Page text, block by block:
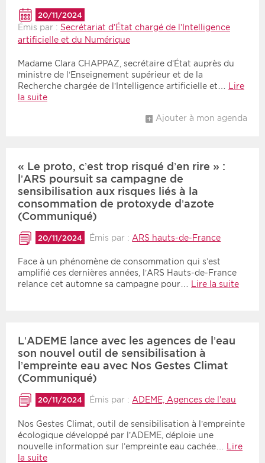
20/11/2024
Émis par : Secrétariat d’État chargé de l’Intelligence
artificielle et du Numérique
Madame Clara CHAPPAZ, secrétaire d’État auprès du
ministre de l’Enseignement supérieur et de la
Recherche chargée de l’Intelligence artificielle et…
Lire
la suite
Ajouter à mon agenda
« Le proto, c’est trop risqué d’en rire » :
l’ARS poursuit sa campagne de
sensibilisation aux risques liés à la
consommation de protoxyde d’azote
(Communiqué)
20/11/2024 Émis par : ARS hauts-de-France
Face à un phénomène de consommation qui s’est
amplifié ces dernières années, l’ARS Hauts-de-France
relance cet automne sa campagne pour… Lire la suite
L’ADEME lance avec les agences de l’eau
son nouvel outil de sensibilisation à
l’empreinte eau avec Nos Gestes Climat
(Communiqué)
20/11/2024 Émis par : ADEME, Agences de l'eau
Nos Gestes Climat, outil de sensibilisation à l’empreinte
écologique développé par l’ADEME, déploie une
nouvelle information sur l’empreinte eau cachée…
Lire
la suite